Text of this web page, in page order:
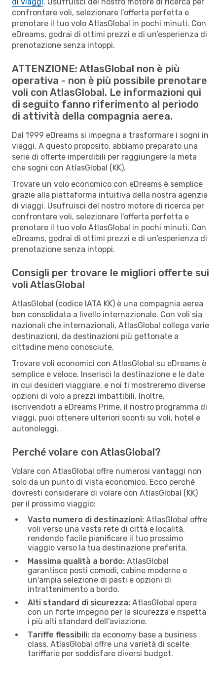
confrontare voli, selezionare l'offerta perfetta e
prenotare il tuo volo AtlasGlobal in pochi minuti. Con
eDreams, godrai di ottimi prezzi e di un’esperienza di
prenotazione senza intoppi.
ATTENZIONE: AtlasGlobal non è più
operativa - non è più possibile prenotare
voli con AtlasGlobal. Le informazioni qui
di seguito fanno riferimento al periodo
di attività della compagnia aerea.
Dal 1999 eDreams si impegna a trasformare i sogni in
viaggi. A questo proposito, abbiamo preparato una
serie di offerte imperdibili per raggiungere la meta
che sogni con AtlasGlobal (KK).
Trovare un volo economico con eDreams è semplice
grazie alla piattaforma intuitiva della nostra agenzia
di viaggi. Usufruisci del nostro motore di ricerca per
confrontare voli, selezionare l'offerta perfetta e
prenotare il tuo volo AtlasGlobal in pochi minuti. Con
eDreams, godrai di ottimi prezzi e di un’esperienza di
prenotazione senza intoppi.
Consigli per trovare le migliori offerte sui
voli AtlasGlobal
AtlasGlobal (codice IATA KK) è una compagnia aerea
ben consolidata a livello internazionale. Con voli sia
nazionali che internazionali, AtlasGlobal collega varie
destinazioni, da destinazioni più gettonate a
cittadine meno conosciute.
Trovare voli economici con AtlasGlobal su eDreams è
semplice e veloce. Inserisci la destinazione e le date
in cui desideri viaggiare, e noi ti mostreremo diverse
opzioni di volo a prezzi imbattibili. Inoltre,
iscrivendoti a eDreams Prime, il nostro programma di
viaggi, puoi ottenere ulteriori sconti su voli, hotel e
autonoleggi.
Perché volare con AtlasGlobal?
Volare con AtlasGlobal offre numerosi vantaggi non
solo da un punto di vista economico. Ecco perché
dovresti considerare di volare con AtlasGlobal (KK)
per il prossimo viaggio:
Vasto numero di destinazioni: AtlasGlobal offre
voli verso una vasta rete di città e località,
rendendo facile pianificare il tuo prossimo
viaggio verso la tua destinazione preferita.
Massima qualità a bordo: AtlasGlobal
garantisce posti comodi, cabine moderne e
un'ampia selezione di pasti e opzioni di
intrattenimento a bordo.
Alti standard di sicurezza: AtlasGlobal opera
con un forte impegno per la sicurezza e rispetta
i più alti standard dell'aviazione.
Tariffe flessibili: da economy base a business
class, AtlasGlobal offre una varietà di scelte
tariffarie per soddisfare diversi budget.